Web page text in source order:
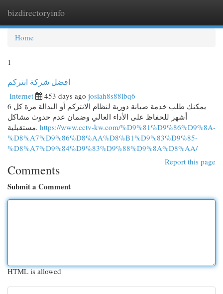
bizdirectoryinfo
Home
1
افضل شركة انتركم
Internet 453 days ago josiah8s88lbq6
يمكنك طلب خدمة صيانة دورية لنظام الانتركم أو البدالة مرة كل 6
أشهر للحفاظ على الأداء العالي وضمان عدم حدوث مشاكل
مستقبلية. https://www.cctv-kw.com/%D9%81%D9%86%D9%8A-
%D8%A7%D9%86%D8%AA%D8%B1%D9%83%D9%85-
%D8%A7%D9%84%D9%83%D9%88%D9%8A%D8%AA/
Report this page
Comments
Submit a Comment
HTML is allowed